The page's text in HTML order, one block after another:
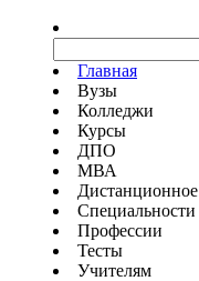
Главная
Вузы
Колледжи
Курсы
ДПО
МВА
Дистанционное
Специальности
Профессии
Тесты
Учителям